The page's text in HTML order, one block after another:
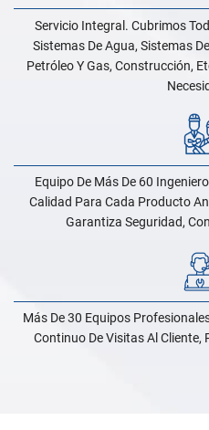
Servicio Integral. Cubrimos
Sistemas De Agua, Sistemas
Petróleo Y Gas, Construcción,
Equipo De Más De 60
Calidad Para Cada Producto
Garantiza Seguridad,
Más De 30 Equipos
Continuo De Visitas Al Cliente,